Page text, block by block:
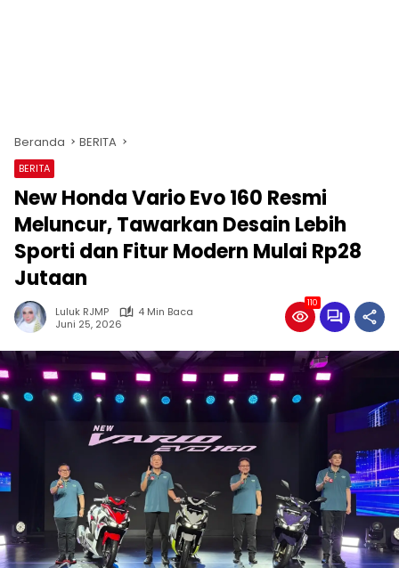
Beranda BERITA
BERITA
New Honda Vario Evo 160 Resmi
Meluncur, Tawarkan Desain Lebih
Sporti dan Fitur Modern Mulai Rp28
Jutaan
Luluk RJMP
4 Min Baca
Juni 25, 2026
110